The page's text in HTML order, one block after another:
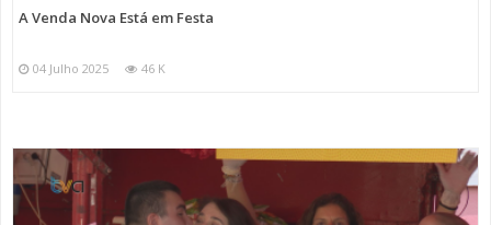
A Venda Nova Está em Festa
04 Julho 2025 46 K